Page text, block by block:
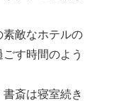
敵なホテルの
す時間のよう
斎は寝室続き